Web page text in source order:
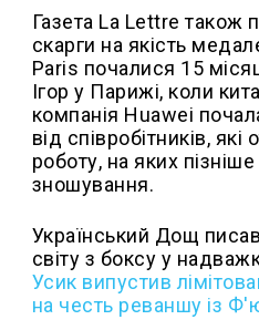
Газета La Lettre також
скарги на якість
Paris почалися 15
Ігор у Парижі, коли
компанія Huawei
від співробітників,
роботу, на яких
зношування.
Український Дощ
світу з боксу у
Усик випустив
на честь реваншу із